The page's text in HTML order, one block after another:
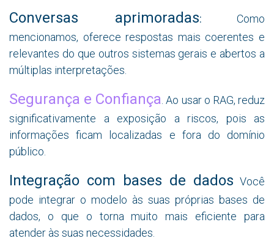
Conversas aprimoradas: Como
mencionamos, oferece respostas mais coerentes e
relevantes do que outros sistemas gerais e abertos a
múltiplas interpretações.
Segurança e Confiança . Ao usar o RAG, reduz
significativamente a exposição a riscos, pois as
informações ficam localizadas e fora do domínio
público.
Integração com bases de dados Você
pode integrar o modelo às suas próprias bases de
dados, o que o torna muito mais eficiente para
atender às suas necessidades.